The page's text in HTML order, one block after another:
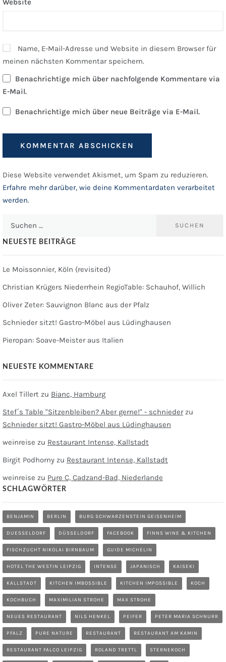
Name, E-Mail-Adresse und Website in diesem Browser für
meinen nächsten Kommentar speichern.
Benachrichtige mich über nachfolgende Kommentare via
E-Mail.
Benachrichtige mich über neue Beiträge via E-Mail.
Diese Website verwendet Akismet, um Spam zu reduzieren.
Erfahre mehr darüber, wie deine Kommentardaten verarbeitet
werden.
NEUESTE BEITRÄGE
Le Moissonnier, Köln (revisited)
Christian Krügers Niederrhein RegioTable: Schauhof, Willich
Oliver Zeter: Sauvignon Blanc aus der Pfalz
Schnieder sitzt! Gastro-Möbel aus Lüdinghausen
Pieropan: Soave-Meister aus Italien
NEUESTE KOMMENTARE
Axel Tillert zu Bianc, Hamburg
Stef´s Table "Sitzenbleiben? Aber gerne!" - schniederzu
Schnieder sitzt! Gastro-Möbel aus Lüdinghausen
weinreise zu Restaurant Intense, Kallstadt
Birgit Podhorny zu Restaurant Intense, Kallstadt
weinreise zu Pure C, Cadzand-Bad, Niederlande
SCHLAGWÖRTER
BENJAMIN BERLIN BURG SCHWARZENSTEIN GEISENHEIM
DUESSELDORF DÜSSELDORF FACEBOOK FINNS WINE & KITCHEN
FISCHZUCHT NIKOLAI BIRNBAUM GUIDE MICHELIN
HOTEL THE WESTIN LEIPZIG INTENSE JAPANISCH KAISEKI
KALLSTADT KITCHEN IMBOSSIBLE KITCHEN IMPOSSIBLE KOCH
KOCHBUCH MAXIMILIAN STROHE MAX STROHE
NEUES RESTAURANT NILS HENKEL PEIFER PETER MARIA SCHNURR
PFALZ PURE NATURE RESTAURANT RESTAURANT AM KAMIN
RESTAURANT FALCO LEIPZIG ROLAND TRETTL STERNEKOCH